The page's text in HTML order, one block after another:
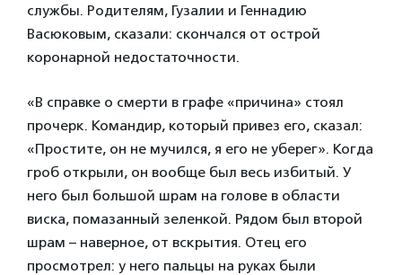
службы. Родителям, Гузалии и Геннадию
Васюковым, сказали: скончался от острой
коронарной недостаточности.
«В справке о смерти в графе «причина» стоял
прочерк. Командир, который привез его, сказал:
«Простите, он не мучился, я его не уберег». Когда
гроб открыли, он вообще был весь избитый. У
него был большой шрам на голове в области
виска, помазанный зеленкой. Рядом был второй
шрам – наверное, от вскрытия. Отец его
просмотрел: у него пальцы на руках были